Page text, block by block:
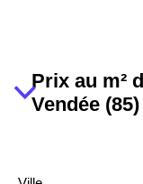
Prix au m²
Vendée (85)